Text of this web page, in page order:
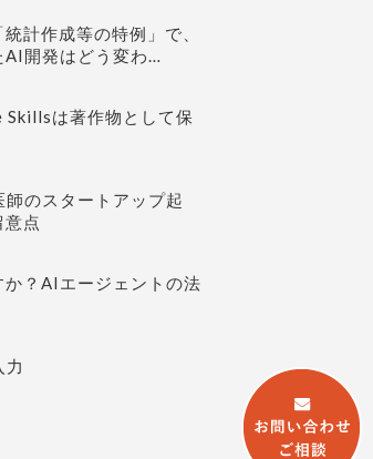
計作成等の特例」で、
AI開発はどう変わ…
Skillsは著作物として保
のスタートアップ起
点
？AIエージェントの法
力